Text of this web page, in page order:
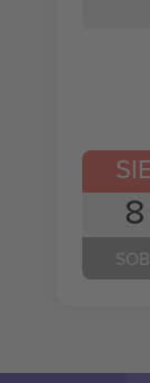
SIE
8